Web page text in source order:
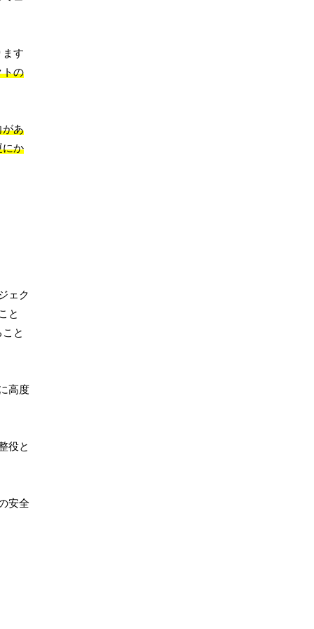
ます
トの
があ
にか
ェク
と
と
高度
役と
安全